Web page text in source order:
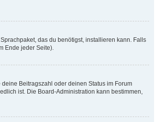
das du benötigst, installieren kann. Falls
Ende jeder Seite).
Beitragszahl oder deinen Status im Forum
ist. Die Board-Administration kann bestimmen,